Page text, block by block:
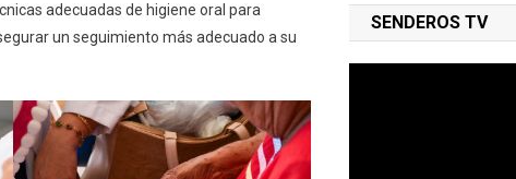
adecuadas de higiene oral para
un seguimiento más adecuado a su
SENDEROS TV